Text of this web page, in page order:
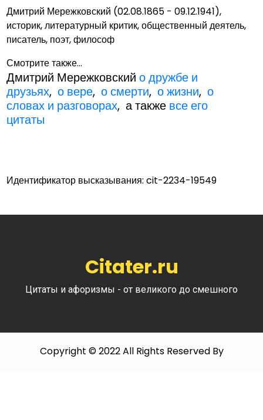
Дмитрий Мережковский (02.08.1865 - 09.12.1941),
историк, литературный критик, общественный деятель,
писатель, поэт, философ
Смотрите также...
Дмитрий Мережковскийо дружбе и
друзьях,о вере,о смерти,о жизни,о
словах и разговорах, а также все его
цитаты
Идентификатор высказывания: cit-2234-19549
Citater.ru
Цитаты и афоризмы - от великого до смешного
Copyright © 2022 All Rights Reserved By